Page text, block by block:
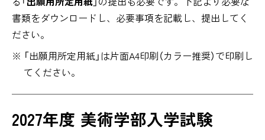
書類をダウンロードし、必要事項を記載し、提出してく
ださい。
「出願用所定用紙」は片面A4印刷（カラー推奨）で印刷し
てください。
2027年度 美術学部入学試験